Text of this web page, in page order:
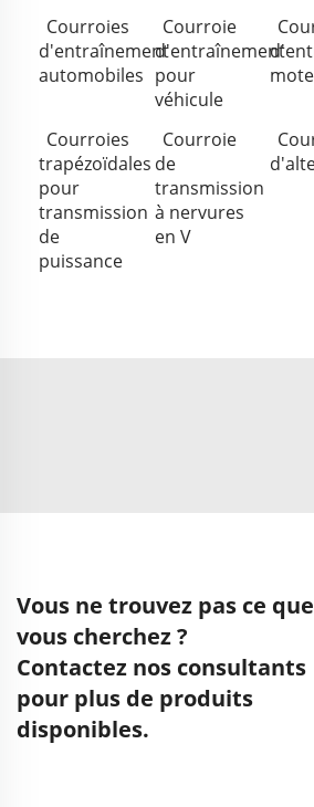
Courroies
d'entraînement
automobiles
Courroie
d'entraînement
pour
véhicule
Courroies
trapézoïdales
pour
transmission
de
puissance
Courroie
de
transmission
à nervures
en V
Vous ne trouvez pas ce que
vous cherchez ?
Contactez nos consultants
pour plus de produits
disponibles.